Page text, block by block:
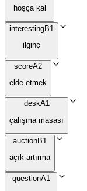
hoşça kal
interestingB1
ilginç
scoreA2
elde etmek
deskA1
çalışma masası
auctionB1
açık artırma
questionA1